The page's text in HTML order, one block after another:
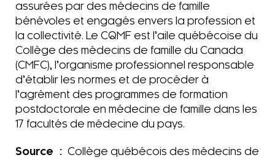
assurées par des médecins de famille
bénévoles et engagés envers la profession et
la collectivité. Le CQMF est l’aile québécoise du
Collège des médecins de famille du Canada
(CMFC), l’organisme professionnel responsable
d’établir les normes et de procéder à
l’agrément des programmes de formation
postdoctorale en médecine de famille dans les
17 facultés de médecine du pays.
Source : Collège québécois des médecins de